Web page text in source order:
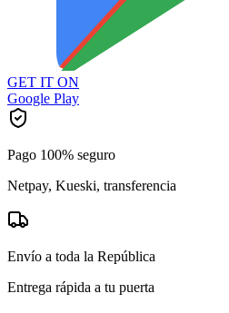
GET IT ON
Google Play
Pago 100% seguro
Netpay, Kueski, transferencia
Envío a toda la República
Entrega rápida a tu puerta